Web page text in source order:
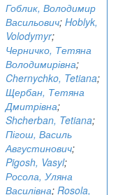
Гоблик, Володимир
Васильович; Hoblyk,
Volodymyr;
Черничко, Тетяна
Володимирівна;
Chernychko, Tetiana;
Щербан, Тетяна
Дмитрівна;
Shcherban, Tetiana;
Пігош, Василь
Августинович;
Pigosh, Vasyl;
Росола, Уляна
Василівна; Rosola,